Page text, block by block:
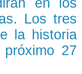
en los
Los tres
la historia
27